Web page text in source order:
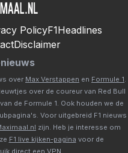
PolicyF1Headlines
Disclaimer
nieuws
over Max Verstappen en Formule 1.
over de coureur van Red Bull
de Formule 1. Ook houden we de
Voor uitgebreid F1 nieuws
zijn. Heb je interesse om
F1 live kijken-pagina voor de